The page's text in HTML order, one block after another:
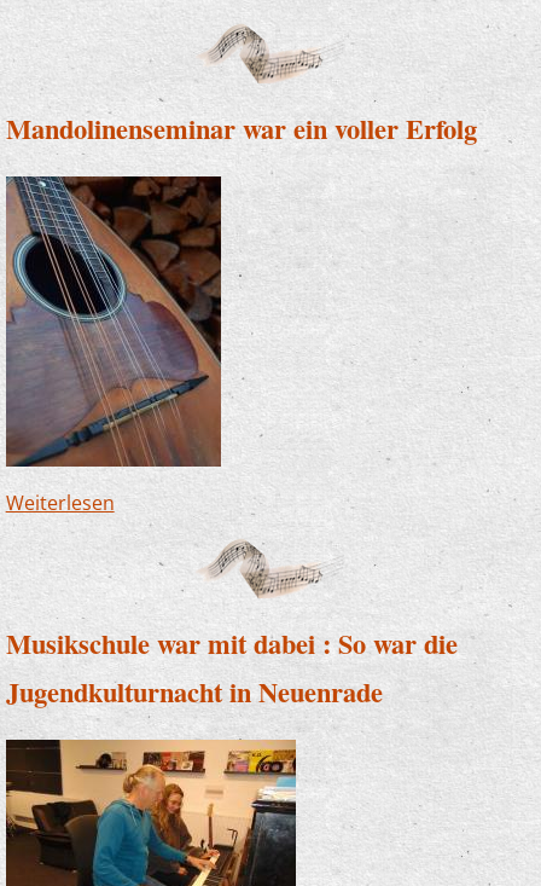
Mandolinenseminar war ein voller Erfolg
Weiterlesen über Mandolinenseminar war ein voller Erfolg
Musikschule war mit dabei : So war die
Jugendkulturnacht in Neuenrade